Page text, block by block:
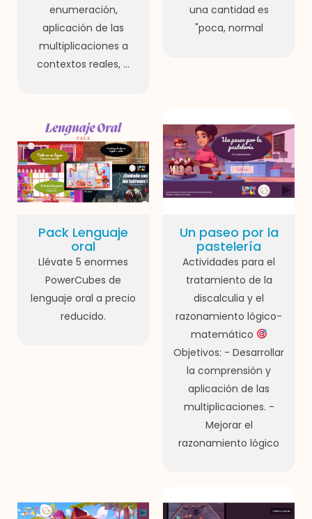
enumeración,
aplicación de las
multiplicaciones a
contextos reales, ...
una cantidad es
"poca, normal
Pack Lenguaje
oral
Llévate 5 enormes
PowerCubes de
lenguaje oral a precio
reducido.
Un paseo por la
pastelería
Actividades para el
tratamiento de la
discalculia y el
razonamiento lógico-
matemático
Objetivos: - Desarrollar
la comprensión y
aplicación de las
multiplicaciones. -
Mejorar el
razonamiento lógico